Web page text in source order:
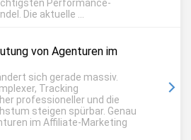
Performance-
Die aktuelle ...
von Agenturen im
sich gerade massiv.
Tracking
professioneller und die
steigen spürbar. Genau
im Affiliate-Marketing